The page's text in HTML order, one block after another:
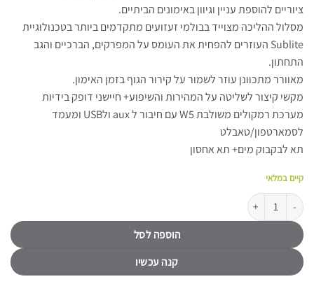
ציוריים להוספת עניין וגיוון באימונים הביתיים.
מסלול ההליכה מצוייד בבולמי זעזועים מתקדמים ביותר בטכנולוגיית
Sublite העוזרים להפחית את העומס על המפרקים, הברכיים והגב
התחתון.
מאוורר מתכוונן עוזר לשמור על קירור הגוף בזמן האימון.
מקשי קיצור לשליטה על המהירות והשיפוע+ חיישני דופק בידיות
מערכת רמקולים משולבת W5 עם חיבור ל aux ולUSB ומעמד
לסמארטפון/טאבלט
תא לבקבוק מים+ תא אחסון
קיים במלאי
כמות של הליכון כושר עם שיפוע REEBOK SL8.0 (AC)
הוספה לסל
קנה עכשיו